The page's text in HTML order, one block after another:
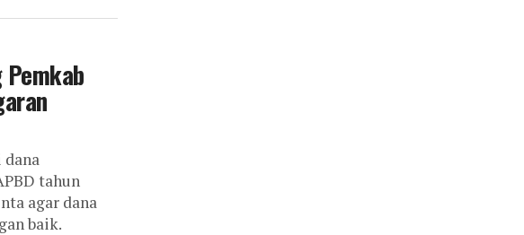
tahun
agar dana
baik.